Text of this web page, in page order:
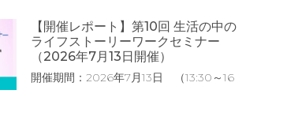
【開催レポート】第10回 生活の中の
ライフストーリーワークセミナー
（2026年7月13日開催）
開催期間：2026年7月13日 （13:30～16